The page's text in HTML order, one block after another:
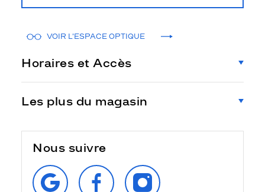
VOIR L'ESPACE OPTIQUE
Horaires et Accès
Les plus du magasin
Nous suivre
RETROUVEZ‑NOUS
SUR
GOOGLE
SUIVEZ‑NOUS
SUR
FACEBOOK
SUIVEZ‑NOUS
SUR
INSTAGRAM